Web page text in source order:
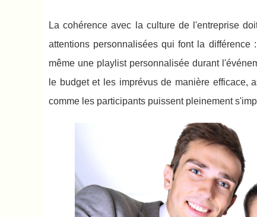
La cohérence avec la culture de l'entreprise
attentions personnalisées qui font la
même une playlist personnalisée durant
le budget et les imprévus de manière efficace,
comme les participants puissent pleinement